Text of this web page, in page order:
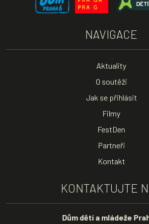
NAVIGACE
Aktuality
O soutěži
Jak se přihlásit
Filmy
FestDen
Partneři
Kontakt
KONTAKTUJTE
Dům dětí a mládeže